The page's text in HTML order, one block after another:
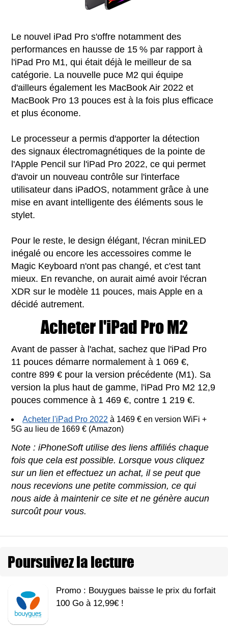
Le nouvel iPad Pro s'offre notamment des
performances en hausse de 15 % par rapport à
l'iPad Pro M1, qui était déjà le meilleur de sa
catégorie. La nouvelle puce M2 qui équipe
d'ailleurs également les MacBook Air 2022 et
MacBook Pro 13 pouces est à la fois plus efficace
et plus économe.
Le processeur a permis d'apporter la détection
des signaux électromagnétiques de la pointe de
l'Apple Pencil sur l'iPad Pro 2022, ce qui permet
d'avoir un nouveau contrôle sur l'interface
utilisateur dans iPadOS, notamment grâce à une
mise en avant intelligente des éléments sous le
stylet.
Pour le reste, le design élégant, l'écran miniLED
inégalé ou encore les accessoires comme le
Magic Keyboard n'ont pas changé, et c'est tant
mieux. En revanche, on aurait aimé avoir l'écran
XDR sur le modèle 11 pouces, mais Apple en a
décidé autrement.
Acheter l'iPad Pro M2
Avant de passer à l'achat, sachez que l'iPad Pro
11 pouces démarre normalement à 1 069 €,
contre 899 € pour la version précédente (M1). Sa
version la plus haut de gamme, l'iPad Pro M2 12,9
pouces commence à 1 469 €, contre 1 219 €.
Acheter l'iPad Pro 2022 à 1469 € en version WiFi +
5G au lieu de 1669 € (Amazon)
Note : iPhoneSoft utilise des liens affiliés chaque
fois que cela est possible. Lorsque vous cliquez
sur un lien et effectuez un achat, il se peut que
nous recevions une petite commission, ce qui
nous aide à maintenir ce site et ne génère aucun
surcoût pour vous.
Poursuivez la lecture
Promo : Bouygues baisse le prix du forfait
100 Go à 12,99€ !